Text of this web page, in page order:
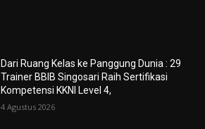
Dari Ruang Kelas ke Panggung Dunia : 29
Trainer BBIB Singosari Raih Sertifikasi
Kompetensi KKNI Level 4,
4 Agustus 2026